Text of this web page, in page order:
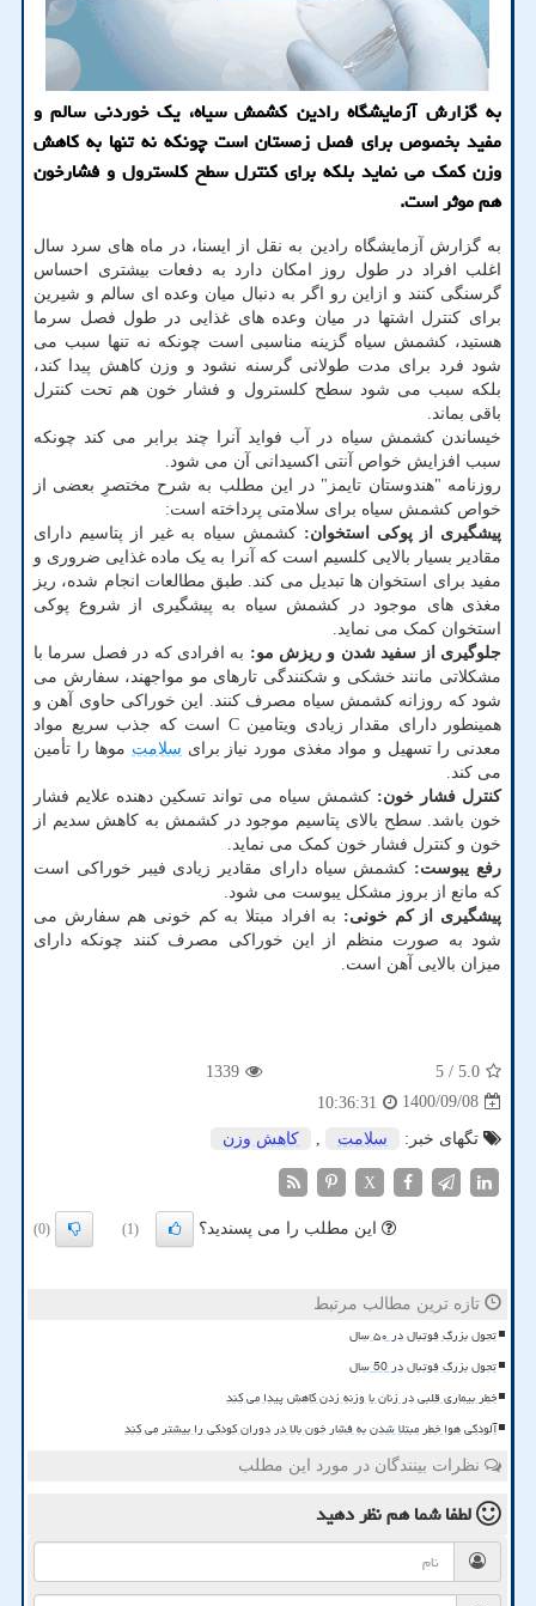
به گزارش آزمایشگاه رادین کشمش سیاه، یک خوردنی سالم و
مفید بخصوص برای فصل زمستان است چونکه نه تنها به کاهش
وزن کمک می نماید بلکه برای کنترل سطح کلسترول و فشارخون
هم موثر است.
به گزارش آزمایشگاه رادین به نقل از ایسنا، در ماه های سرد سال
اغلب افراد در طول روز امکان دارد به دفعات بیشتری احساس
گرسنگی کنند و ازاین رو اگر به دنبال میان وعده ای سالم و شیرین
برای کنترل اشتها در میان وعده های غذایی در طول فصل سرما
هستید، کشمش سیاه گزینه مناسبی است چونکه نه تنها سبب می
شود فرد برای مدت طولانی گرسنه نشود و وزن کاهش پیدا کند،
بلکه سبب می شود سطح کلسترول و فشار خون هم تحت کنترل
باقی بماند.
خیساندن کشمش سیاه در آب فواید آنرا چند برابر می کند چونکه
سبب افزایش خواص آنتی اکسیدانی آن می شود.
روزنامه "هندوستان تایمز" در این مطلب به شرح مختصرِ بعضی از
خواص کشمش سیاه برای سلامتی پرداخته است:
پیشگیری از پوکی استخوان:کشمش سیاه به غیر از پتاسیم دارای
مقادیر بسیار بالایی کلسیم است که آنرا به یک ماده غذایی ضروری و
مفید برای استخوان ها تبدیل می کند. طبق مطالعات انجام شده، ریز
مغذی های موجود در کشمش سیاه به پیشگیری از شروع پوکی
استخوان کمک می نماید.
جلوگیری از سفید شدن و ریزش مو: به افرادی که در فصل سرما با
مشکلاتی مانند خشکی و شکنندگی تارهای مو مواجهند، سفارش می
شود که روزانه کشمش سیاه مصرف کنند. این خوراکی حاوی آهن و
همینطور دارای مقدار زیادی ویتامین C است که جذب سریع مواد
معدنی را تسهیل و مواد مغذی مورد نیاز برای سلامت موها را تأمین
می کند.
کنترل فشار خون: کشمش سیاه می تواند تسکین دهنده علایم فشار
خون باشد. سطح بالای پتاسیم موجود در کشمش به کاهش سدیم از
خون و کنترل فشار خون کمک می نماید.
رفع یبوست: کشمش سیاه دارای مقادیر زیادی فیبر خوراکی است
که مانع از بروز مشکل یبوست می شود.
پیشگیری از کم خونی: به افراد مبتلا به کم خونی هم سفارش می
شود به صورت منظم از این خوراکی مصرف کنند چونکه دارای
میزان بالایی آهن است.
5.0
/ 5
1339
1400/09/08
10:36:31
تگهای خبر:
سلامت , كاهش وزن
X
این مطلب را می پسندید؟ (1)
(0)
تازه ترین مطالب مرتبط
تحول بزرگ فوتبال در ۵۰ سال
تحول بزرگ فوتبال در 50 سال
خطر بیماری قلبی در زنان با وزنه زدن کاهش پیدا می کند
آلودگی هوا خطر مبتلا شدن به فشار خون بالا در دوران کودکی را بیشتر می کند
نظرات بینندگان در مورد این مطلب
لطفا شما همنظر دهید